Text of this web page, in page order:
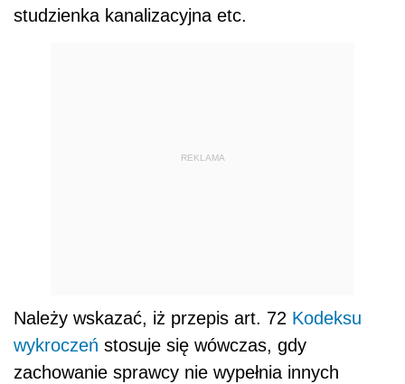
studzienka kanalizacyjna etc.
REKLAMA
Należy wskazać, iż przepis art. 72 Kodeksu
wykroczeń stosuje się wówczas, gdy
zachowanie sprawcy nie wypełnia innych